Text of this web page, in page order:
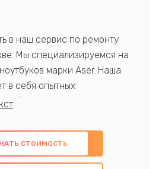
в наш сервис по ремонту
Мы специализируемся на
марки Aser. Наша
в себя опытных
обширными знаниями и
и качественный ремонт с
компонентов, а
качество всех
СТОИМОСТЬ